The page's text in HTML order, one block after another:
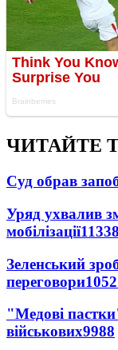
ЧИТАЙТЕ
Суд обрав
Уряд ухвалив
мобілізації11338
Зеленський
переговори
"Медові
військових9988